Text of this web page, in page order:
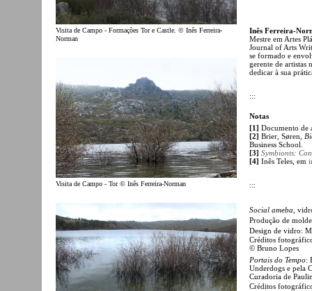
Visita de Campo - Formações Tor e Castle. © Inês Ferreira-
Norman
Visita de Campo - Tor © Inês Ferreira-Norman
Inês Ferreira-
Mestre em Artes
Journal of Arts
se formado e
gerente de artistas
dedicar à sua
:::
Notas
[1] Documento de
[2] Brier, Søren,
Business School.
[3] Symbionts:
[4] Inês Teles, em
:::
Social ameba ,
Produção de
Design de vidro:
Créditos
© Bruno Lopes
Portais do Tempo:
Underdogs e pela
Curadoria de
Créditos